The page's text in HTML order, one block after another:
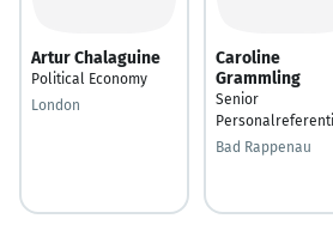
Artur Chalaguine
Political Economy
London
Caroline
Grammling
Senior
Bad Rappenau